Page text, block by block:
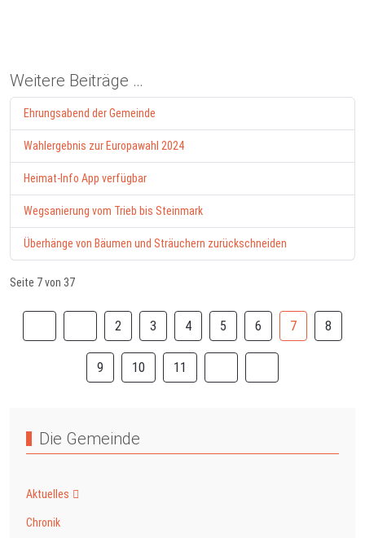
Weitere Beiträge …
Ehrungsabend der Gemeinde
Wahlergebnis zur Europawahl 2024
Heimat-Info App verfügbar
Wegsanierung vom Trieb bis Steinmark
Überhänge von Bäumen und Sträuchern zurückschneiden
Seite 7 von 37
2 3 4 5 6 7 8
9 10 11
Die Gemeinde
Aktuelles
Chronik